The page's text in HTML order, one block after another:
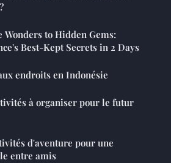
Wonders to Hidden Gems:
Best-Kept Secrets in 2 Days
endroits en Indonésie
à organiser pour le futur
d'aventure pour une
entre amis